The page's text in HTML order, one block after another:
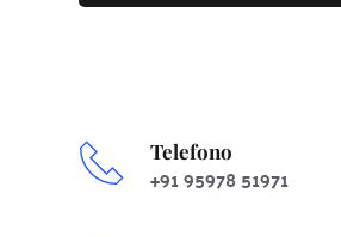
Telefono
+91 95978 51971